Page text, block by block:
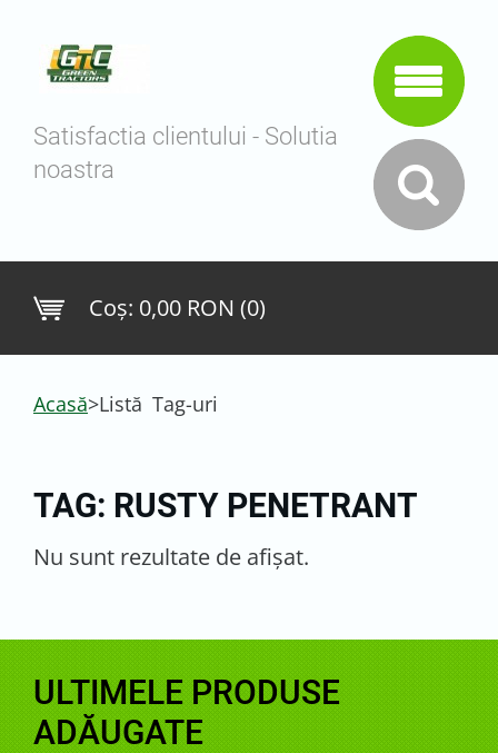
Satisfactia clientului - Solutia
noastra
Coş: 0,00 RON (0)
Acasă>Listă Tag-uri
TAG: RUSTY PENETRANT
Nu sunt rezultate de afişat.
ULTIMELE PRODUSE
ADĂUGATE